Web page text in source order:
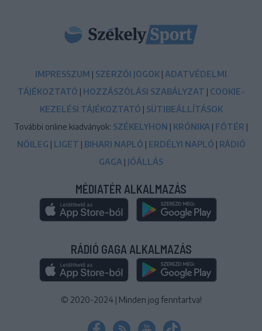
IMPRESSZUM | SZERZŐI JOGOK | ADATVÉDELMI
TÁJÉKOZTATÓ | HOZZÁSZÓLÁSI SZABÁLYZAT | COOKIE-
KEZELÉSI TÁJÉKOZTATÓ | SÜTIBEÁLLÍTÁSOK
További online kiadványok: SZÉKELYHON | KRÓNIKA | FŐTÉR |
NŐILEG | LIGET | BIHARI NAPLÓ | ERDÉLYI NAPLÓ | RÁDIÓ
GAGA | JÓÁLLÁS
MÉDIATÉR ALKALMAZÁS
RÁDIÓ GAGA ALKALMAZÁS
© 2020-2024 | Minden jog fenntartva!